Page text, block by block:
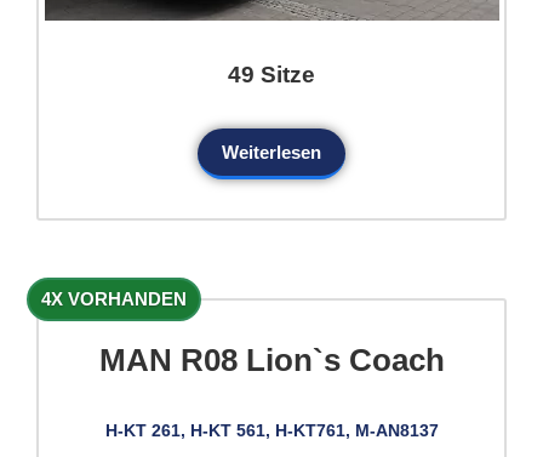
49 Sitze
Weiterlesen
4X VORHANDEN
MAN R08 Lion`s Coach
H-KT 261, H-KT 561, H-KT761, M-AN8137